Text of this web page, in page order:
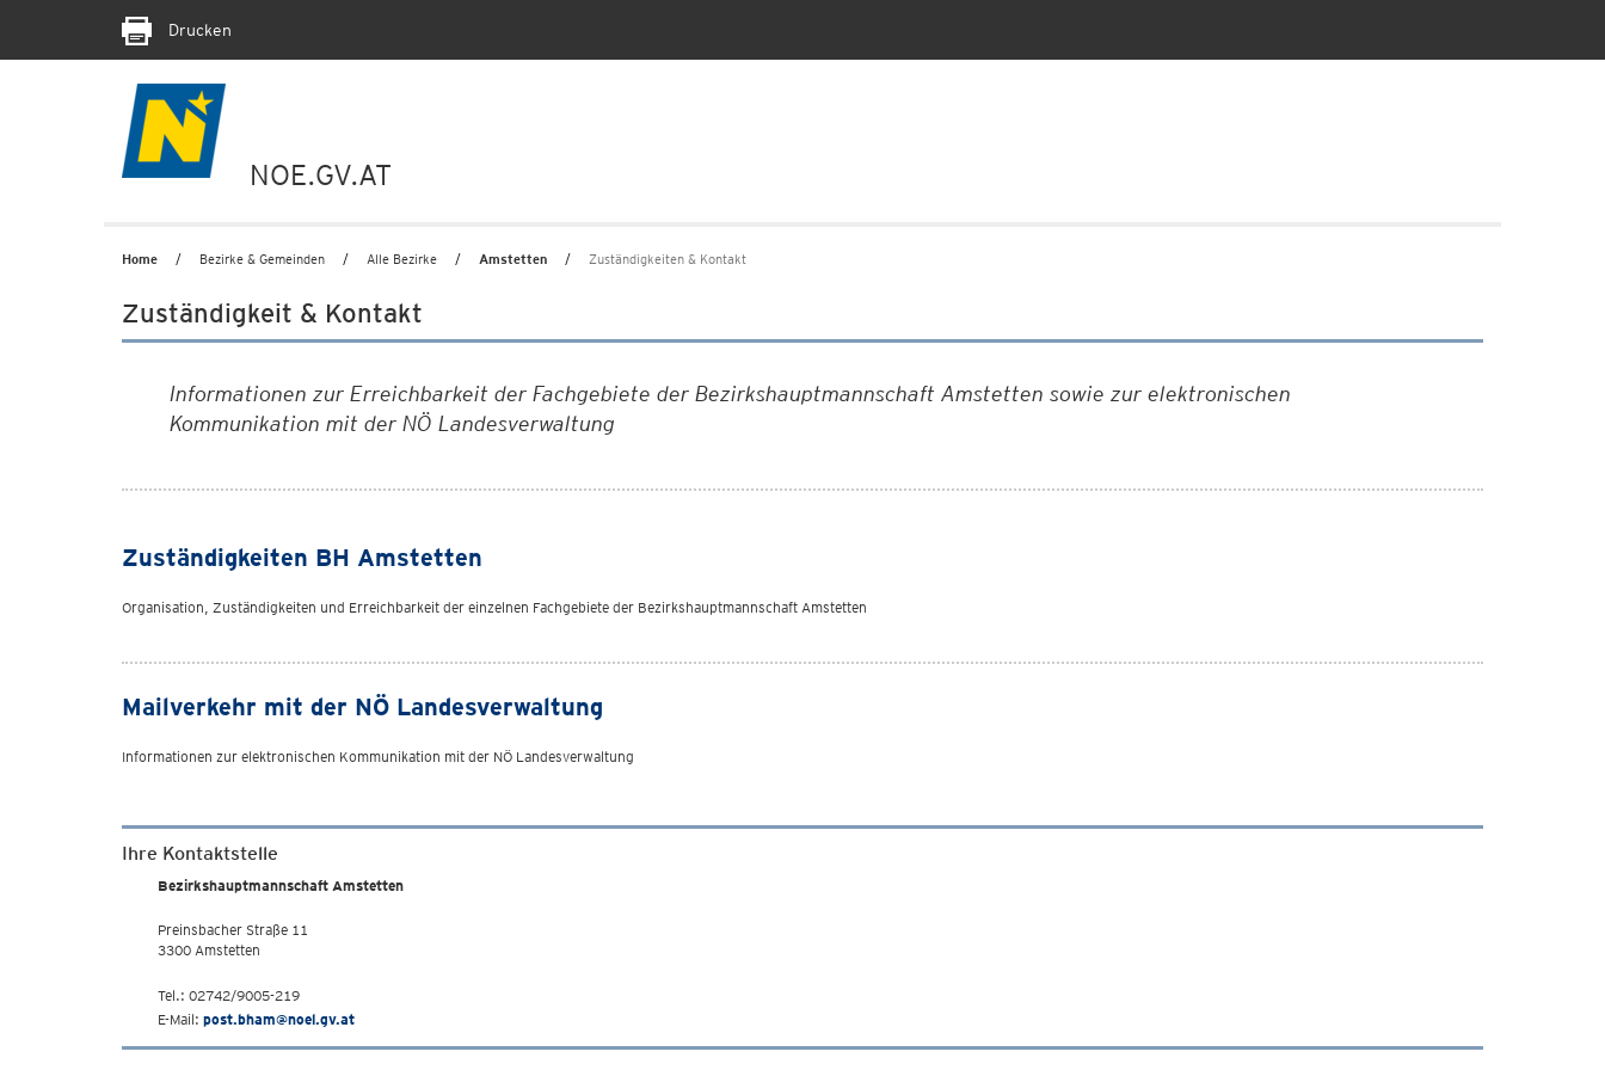
Drucken
NOE.GV.AT
Home Bezirke & Gemeinden Alle Bezirke Amstetten Zuständigkeiten & Kontakt
Zuständigkeit & Kontakt
Informationen zur Erreichbarkeit der Fachgebiete der Bezirkshauptmannschaft Amstetten sowie zur elektronischen
Kommunikation mit der NÖ Landesverwaltung
Zuständigkeiten BH Amstetten
Organisation, Zuständigkeiten und Erreichbarkeit der einzelnen Fachgebiete der Bezirkshauptmannschaft Amstetten
Mailverkehr mit der NÖ Landesverwaltung
Informationen zur elektronischen Kommunikation mit der NÖ Landesverwaltung
Ihre Kontaktstelle
Bezirkshauptmannschaft Amstetten
Preinsbacher Straße 11
3300 Amstetten
Tel.: 02742/9005-219
E-Mail: post.bham@noel.gv.at